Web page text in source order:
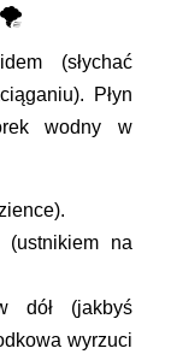
🌪️
(słychać
Płyn
wodny w
na
dół (jakbyś
wyrzuci